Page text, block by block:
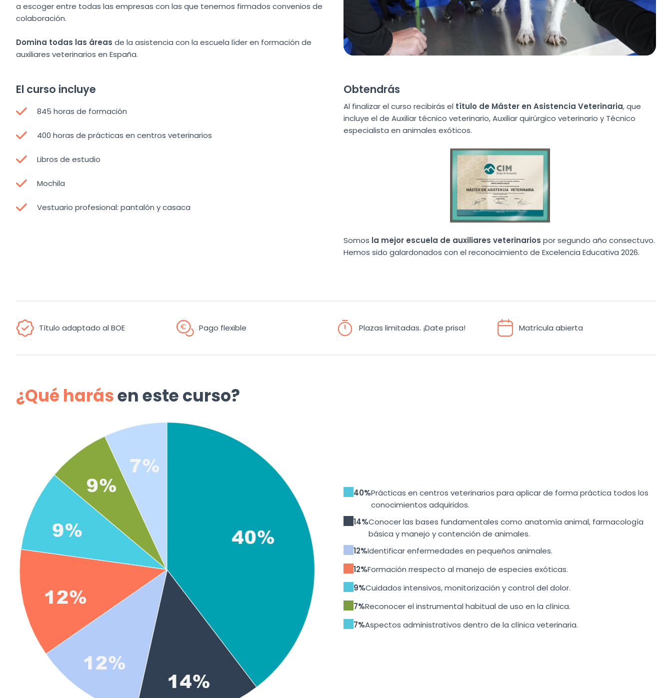
a escoger entre todas las empresas con las que tenemos firmados convenios de
colaboración.
Domina todas las áreas de la asistencia con la escuela líder en formación de
auxiliares veterinarios en España.
El curso incluye
845 horas de formación
400 horas de prácticas en centros veterinarios
Libros de estudio
Mochila
Vestuario profesional: pantalón y casaca
Obtendrás
Al finalizar el curso recibirás el título de Máster en Asistencia Veterinaria, que
incluye el de Auxiliar técnico veterinario, Auxiliar quirúrgico veterinario y Técnico
especialista en animales exóticos.
Somos la mejor escuela de auxiliares veterinarios por segundo año consectuvo.
Hemos sido galardonados con el reconocimiento de Excelencia Educativa 2026.
Título adaptado al BOE Pago flexible Plazas limitadas. ¡Date prisa! Matrícula abierta
¿Qué harásen este curso?
40%Prácticas en centros veterinarios para aplicar de forma práctica todos los
conocimientos adquiridos.
14%Conocer las bases fundamentales como anatomía animal, farmacología
básica y manejo y contención de animales.
12%Identificar enfermedades en pequeños animales.
12%Formación rrespecto al manejo de especies exóticas.
9%Cuidados intensivos, monitorización y control del dolor.
7%Reconocer el instrumental habitual de uso en la clínica.
7%Aspectos administrativos dentro de la clínica veterinaria.